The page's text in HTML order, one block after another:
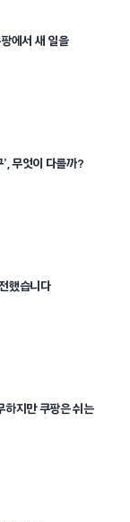
에서 새 일을
’, 무엇이 다를까?
했습니다
하지만 쿠팡은 쉬는